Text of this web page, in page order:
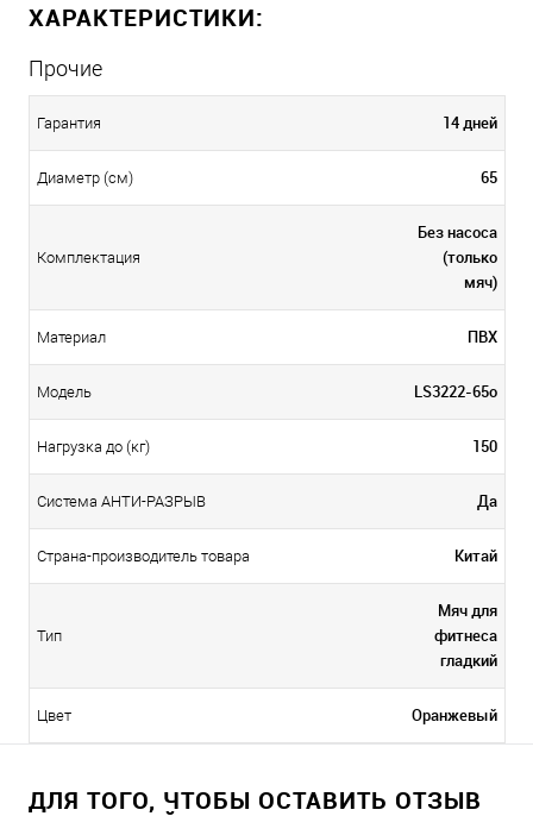
ХАРАКТЕРИСТИКИ:
Прочие
Гарантия 14 дней
Диаметр (см) 65
Комплектация
Без насоса
(только
мяч)
Материал ПВХ
Модель LS3222-65o
Нагрузка до (кг) 150
Система АНТИ-РАЗРЫВ Да
Страна-производитель товара Китай
Тип
Мяч для
фитнеса
гладкий
Цвет Оранжевый
ДЛЯ ТОГО, ЧТОБЫ ОСТАВИТЬ ОТЗЫВ